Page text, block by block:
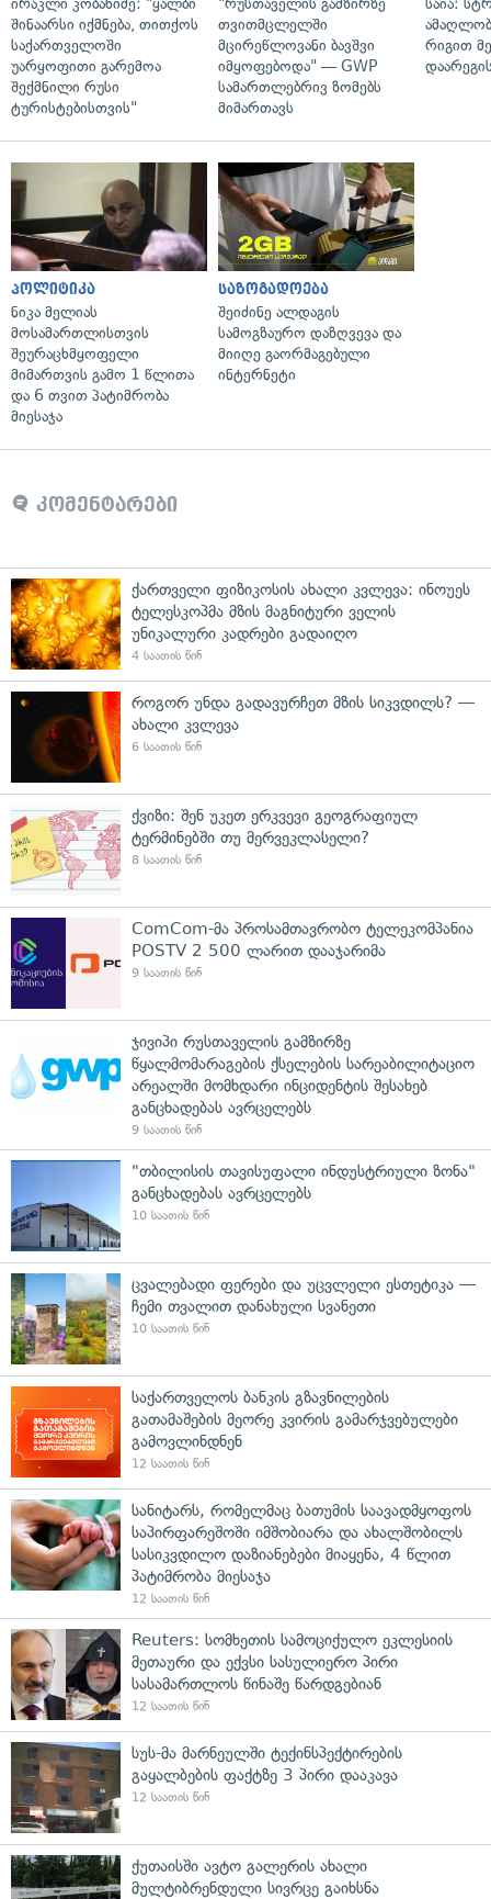
ირაკლი კობახიძე: "ყალბი
შინაარსი იქმნება, თითქოს
საქართველოში
უარყოფითი გარემოა
შექმნილი რუსი
ტურისტებისთვის"
"რუსთაველის გამზირზე
თვითმცლელში
მცირეწლოვანი ბავშვი
იმყოფებოდა" — GWP
სამართლებრივ ზომებს
მიმართავს
საია:
რიგით
პოლიტიკა
ნიკა მელიას
მოსამართლისთვის
შეურაცხმყოფელი
მიმართვის გამო 1 წლითა
და 6 თვით პატიმრობა
მიესაჯა
საზოგადოება
შეიძინე ალდაგის
სამოგზაურო დაზღვევა და
მიიღე გაორმაგებული
ინტერნეტი
კომენტარები
ქართველი ფიზიკოსის ახალი კვლევა: ინოუეს
ტელესკოპმა მზის მაგნიტური ველის
უნიკალური კადრები გადაიღო
4 საათის წინ
როგორ უნდა გადავურჩეთ მზის სიკვდილს? —
ახალი კვლევა
6 საათის წინ
ქვიზი: შენ უკეთ ერკვევი გეოგრაფიულ
ტერმინებში თუ მერვეკლასელი?
8 საათის წინ
ComCom-მა პროსამთავრობო ტელეკომპანია
POSTV 2 500 ლარით დააჯარიმა
9 საათის წინ
ჯივიპი რუსთაველის გამზირზე
წყალმომარაგების ქსელების სარეაბილიტაციო
არეალში მომხდარი ინციდენტის შესახებ
განცხადებას ავრცელებს
9 საათის წინ
"თბილისის თავისუფალი ინდუსტრიული ზონა"
განცხადებას ავრცელებს
10 საათის წინ
ცვალებადი ფერები და უცვლელი ესთეტიკა —
ჩემი თვალით დანახული სვანეთი
10 საათის წინ
საქართველოს ბანკის გზავნილების
გათამაშების მეორე კვირის გამარჯვებულები
გამოვლინდნენ
12 საათის წინ
სანიტარს, რომელმაც ბათუმის საავადმყოფოს
საპირფარეშოში იმშობიარა და ახალშობილს
სასიკვდილო დაზიანებები მიაყენა, 4 წლით
პატიმრობა მიესაჯა
12 საათის წინ
Reuters: სომხეთის სამოციქულო ეკლესიის
მეთაური და ექვსი სასულიერო პირი
სასამართლოს წინაშე წარდგებიან
12 საათის წინ
სუს-მა მარნეულში ტექინსპექტირების
გაყალბების ფაქტზე 3 პირი დააკავა
12 საათის წინ
ქუთაისში ავტო გალერის ახალი
მულტიბრენდული სივრცე გაიხსნა